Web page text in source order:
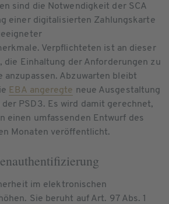
sind die Notwendigkeit der SCA
einer digitalisierten Zahlungskarte
Verpflichteten ist an dieser
die Einhaltung der Anforderungen zu
anzupassen. Abzuwarten bleibt
EBA angeregte neue Ausgestaltung
der PSD3. Es wird damit gerechnet,
einen umfassenden Entwurf des
Monaten veröffentlicht.
im elektronischen
Sie beruht auf Art. 97 Abs. 1